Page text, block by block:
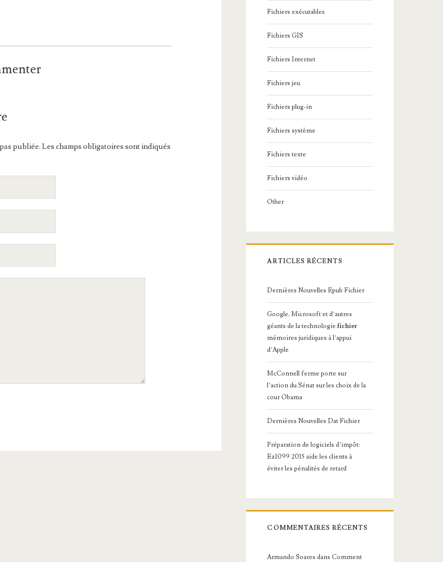
publiée. Les champs obligatoires sont indiqués
Fichiers exécutables
Fichiers GIS
Fichiers Internet
Fichiers jeu
Fichiers plug-in
Fichiers système
Fichiers texte
Fichiers vidéo
Other
ARTICLES RÉCENTS
Dernières Nouvelles Epub Fichier
Google, Microsoft et d’autres
géants de la technologiefichier
mémoires juridiques à l’appui
d’Apple
McConnell ferme porte sur
l’action du Sénat sur les choix de la
cour Obama
Dernières Nouvelles Dat Fichier
Préparation de logiciels d’impôt:
Ez1099 2015 aide les clients à
éviter les pénalités de retard
COMMENTAIRES RÉCENTS
Armando Soares dansComment